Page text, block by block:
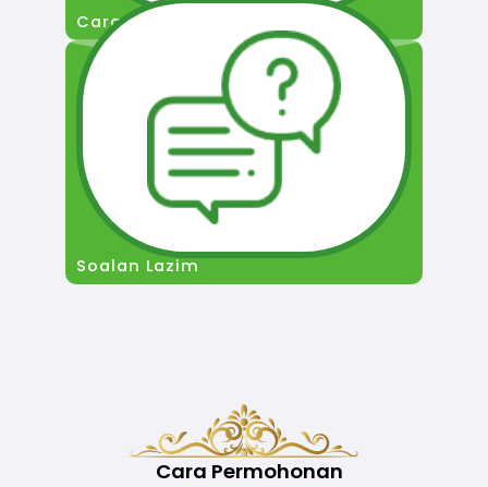
Cara Permohonan
Soalan Lazim
Cara Permohonan